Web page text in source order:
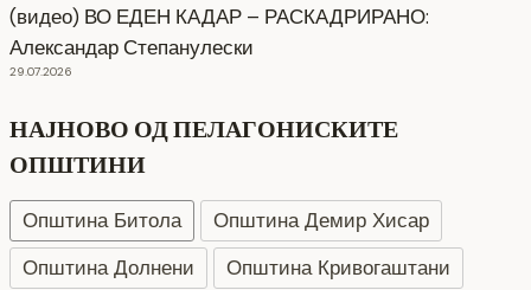
(видео) ВО ЕДЕН КАДАР – РАСКАДРИРАНО:
Александар Степанулески
29.07.2026
НАЈНОВО ОД ПЕЛАГОНИСКИТЕ
ОПШТИНИ
Општина Битола
Општина Демир Хисар
Општина Долнени
Општина Кривогаштани